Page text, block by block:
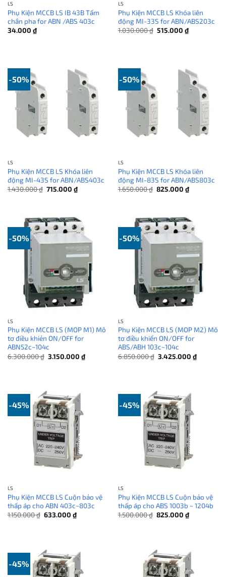
LS
Phụ Kiện MCCB LS IB 43B Tấm
chắn pha for ABN /ABS 403c
34.000 ₫
LS
Phụ Kiện MCCB LS Khóa liên
động MI-33S for ABN/ABS203c
1.030.000₫ Giá
gốc
515.000 ₫Giá
hiện
-50%
LS
Phụ Kiện MCCB LS Khóa liên
động MI-43S for ABN/ABS403c
1.430.000₫ Giá
gốc
715.000 ₫Giá
hiện
-50%
LS
Phụ Kiện MCCB LS Khóa liên
động MI-83S for ABN/ABS803c
1.650.000₫ Giá
gốc
825.000 ₫Giá
hiện
-50%
LS
Phụ Kiện MCCB LS (MOP M1) Mô
tơ điều khiẻn ON/OFF for
ABN52c~104c
6.300.000₫ Giá
gốc
3.150.000 ₫Giá
hiện
-50%
LS
Phụ Kiện MCCB LS (MOP M2) Mô
tơ điều khiển ON/OFF for
ABS/ABH 103c~104c
6.850.000₫ Giá
gốc
3.425.000 ₫Giá
hiện
-45%
LS
Phụ Kiện MCCB LS Cuộn bảo vệ
thấp áp cho ABN 403c~803c
1.150.000₫ Giá
gốc
633.000 ₫Giá
hiện
-45%
LS
Phụ Kiện MCCB LS Cuộn bảo vệ
thấp áp cho ABS 1003b ~ 1204b
1.500.000₫ Giá
gốc
825.000 ₫Giá
hiện
-45%